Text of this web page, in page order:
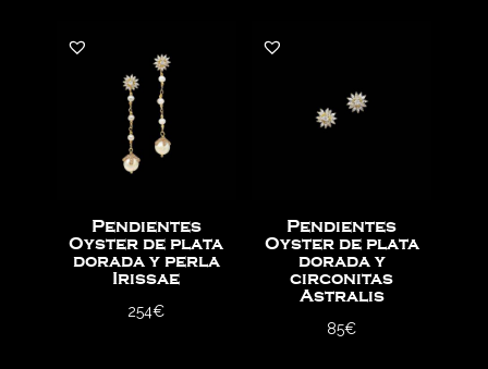
Pendientes
Oyster de plata
dorada y perla
Irissae
254€
Pendientes
Oyster de plata
dorada y
circonitas
Astralis
85€